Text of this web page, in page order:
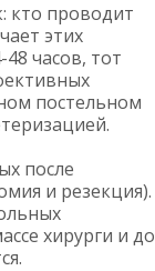
кто проводит
этих
часов, тот
постельном
после
и резекция).
хирурги и до